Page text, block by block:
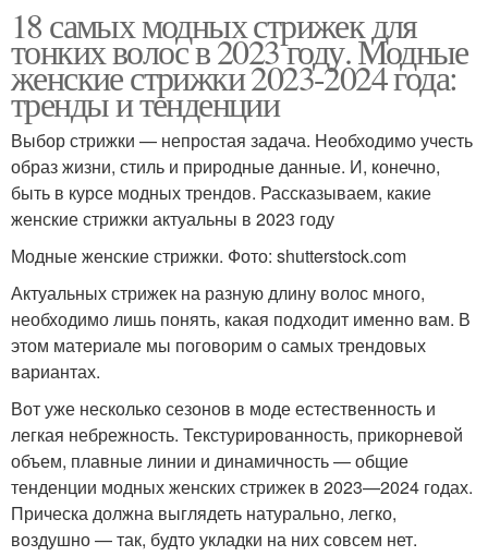
18 самых модных стрижек для
тонких волос в 2023 году. Модные
женские стрижки 2023-2024 года:
тренды и тенденции
Выбор стрижки — непростая задача. Необходимо учесть
образ жизни, стиль и природные данные. И, конечно,
быть в курсе модных трендов. Рассказываем, какие
женские стрижки актуальны в 2023 году
Модные женские стрижки. Фото: shutterstock.com
Актуальных стрижек на разную длину волос много,
необходимо лишь понять, какая подходит именно вам. В
этом материале мы поговорим о самых трендовых
вариантах.
Вот уже несколько сезонов в моде естественность и
легкая небрежность. Текстурированность, прикорневой
объем, плавные линии и динамичность — общие
тенденции модных женских стрижек в 2023—2024 годах.
Прическа должна выглядеть натурально, легко,
воздушно — так, будто укладки на них совсем нет.